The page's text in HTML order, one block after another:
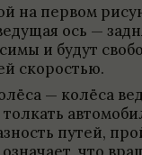
на пер­вом
ось —
и будут
ско­ро­стью.
— колёса
путей,